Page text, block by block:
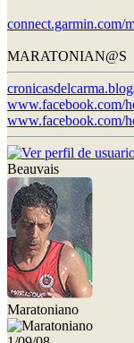
connect.garmin.com/
MARATONIAN@S
www.facebook.com/
www.facebook.com/
Beauvais
Maratoniano